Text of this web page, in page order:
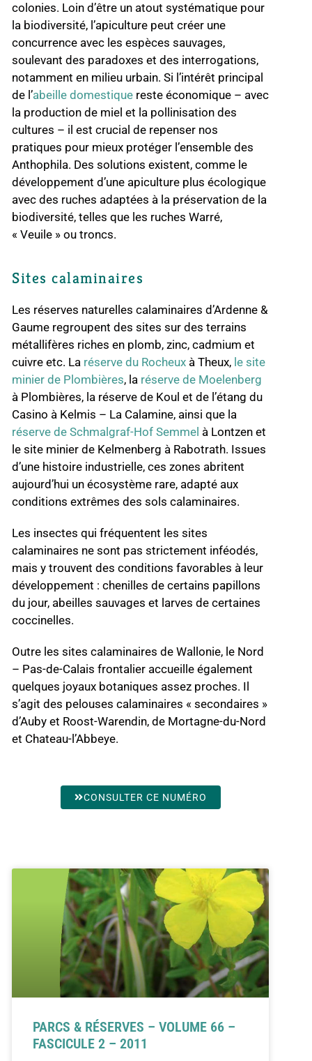
colonies. Loin d’être un atout systématique pour
la biodiversité, l’apiculture peut créer une
concurrence avec les espèces sauvages,
soulevant des paradoxes et des interrogations,
notamment en milieu urbain. Si l’intérêt principal
de l’abeille domestique reste économique – avec
la production de miel et la pollinisation des
cultures – il est crucial de repenser nos
pratiques pour mieux protéger l’ensemble des
Anthophila. Des solutions existent, comme le
développement d’une apiculture plus écologique
avec des ruches adaptées à la préservation de la
biodiversité, telles que les ruches Warré,
« Veuile » ou troncs.
Sites calaminaires
Les réserves naturelles calaminaires d’Ardenne &
Gaume regroupent des sites sur des terrains
métallifères riches en plomb, zinc, cadmium et
cuivre etc. La réserve du Rocheux à Theux, le site
minier de Plombières, la réserve de Moelenberg
à Plombières, la réserve de Koul et de l’étang du
Casino à Kelmis – La Calamine, ainsi que la
réserve de Schmalgraf-Hof Semmel à Lontzen et
le site minier de Kelmenberg à Rabotrath. Issues
d’une histoire industrielle, ces zones abritent
aujourd’hui un écosystème rare, adapté aux
conditions extrêmes des sols calaminaires.
Les insectes qui fréquentent les sites
calaminaires ne sont pas strictement inféodés,
mais y trouvent des conditions favorables à leur
développement : chenilles de certains papillons
du jour, abeilles sauvages et larves de certaines
coccinelles.
Outre les sites calaminaires de Wallonie, le Nord
– Pas-de-Calais frontalier accueille également
quelques joyaux botaniques assez proches. Il
s’agit des pelouses calaminaires « secondaires »
d’Auby et Roost-Warendin, de Mortagne-du-Nord
et Chateau-l’Abbeye.
CONSULTER CE NUMÉRO
PARCS & RÉSERVES – VOLUME 66 –
FASCICULE 2 – 2011